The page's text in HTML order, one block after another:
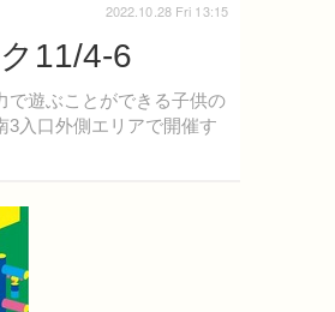
11/4-6
遊ぶことができる子供の
3入口外側エリアで開催す
2022.10.28 Fri 13:15